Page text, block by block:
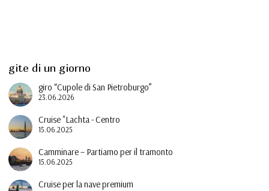
gite di un giorno
giro “Cupole di San Pietroburgo”
23.06.2026
Cruise "Lachta - Centro
15.06.2025
Camminare – Partiamo per il tramonto
15.06.2025
Cruise per la nave premium